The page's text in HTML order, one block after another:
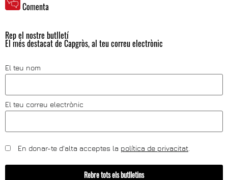
Comenta
Rep el nostre butlletí
El més destacat de Capgròs, al teu correu electrònic
El teu nom
El teu correu electrònic
En donar-te d'alta acceptes la política de privacitat
Rebre tots els butlletins